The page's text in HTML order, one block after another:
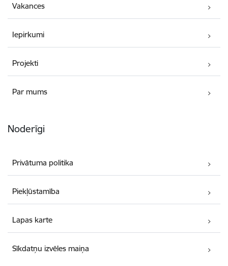
Vakances
Iepirkumi
Projekti
Par mums
Noderīgi
Privātuma politika
Piekļūstamība
Lapas karte
Sīkdatņu izvēles maiņa